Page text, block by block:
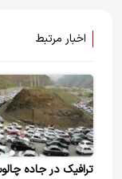
اخبار مرتبط
ترافیک در جاده